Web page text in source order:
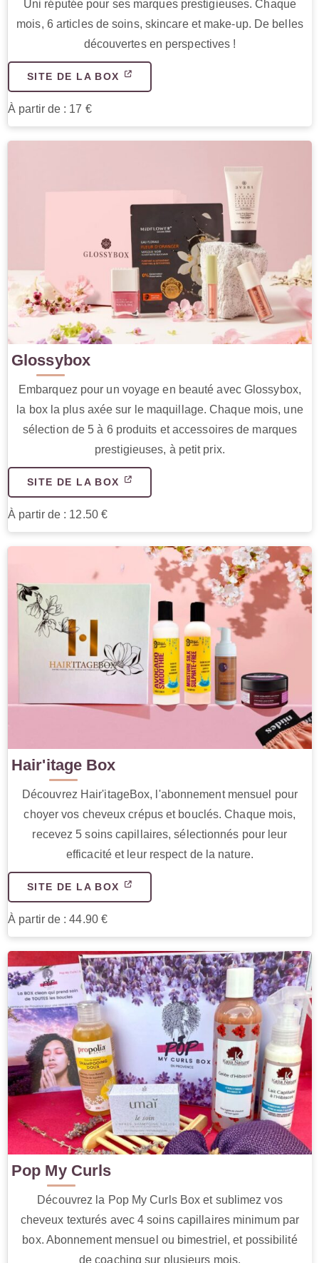
Uni réputée pour ses marques prestigieuses. Chaque
mois, 6 articles de soins, skincare et make-up. De belles
découvertes en perspectives !
SITE DE LA BOX
À partir de : 17 €
Glossybox
Embarquez pour un voyage en beauté avec Glossybox,
la box la plus axée sur le maquillage. Chaque mois, une
sélection de 5 à 6 produits et accessoires de marques
prestigieuses, à petit prix.
SITE DE LA BOX
À partir de : 12.50 €
Hair'itage Box
Découvrez Hair'itageBox, l'abonnement mensuel pour
choyer vos cheveux crépus et bouclés. Chaque mois,
recevez 5 soins capillaires, sélectionnés pour leur
efficacité et leur respect de la nature.
SITE DE LA BOX
À partir de : 44.90 €
Pop My Curls
Découvrez la Pop My Curls Box et sublimez vos
cheveux texturés avec 4 soins capillaires minimum par
box. Abonnement mensuel ou bimestriel, et possibilité
de coaching sur plusieurs mois.